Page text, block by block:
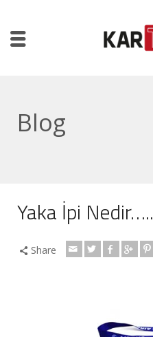
Blog
Yaka İpi Nedir…..
Share